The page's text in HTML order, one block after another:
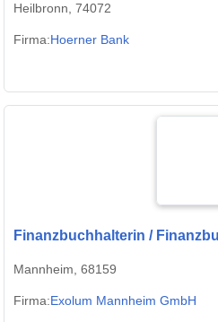
Heilbronn, 74072
Firma:Hoerner Bank
Finanzbuchhalterin /
Mannheim, 68159
Firma:Exolum Mannheim GmbH